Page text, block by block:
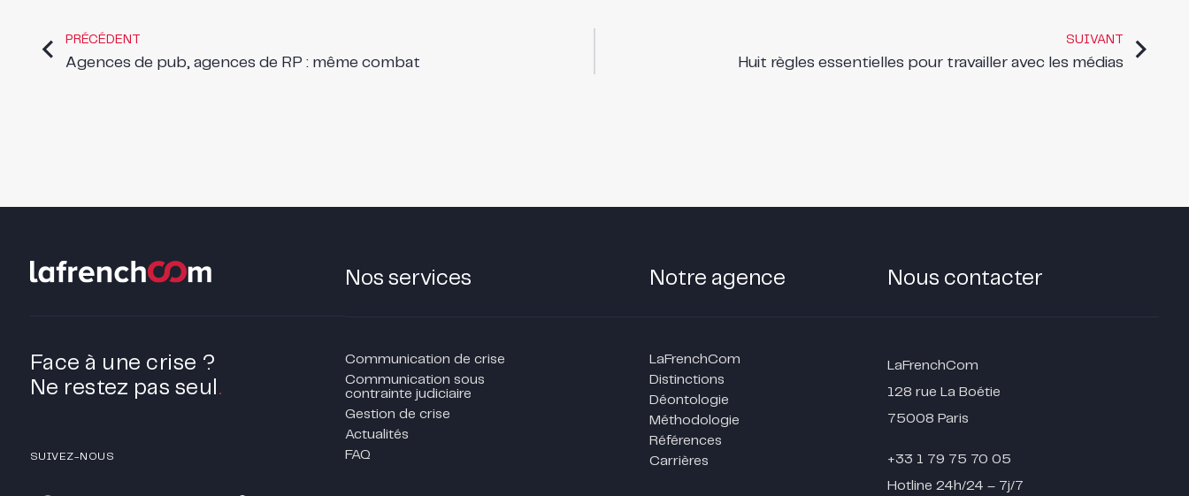
PRÉCÉDENT
Agences de pub, agences de RP : même combat
SUIVANT
Huit règles essentielles pour travailler avec les médias
Face à une crise ?
Ne restez pas seul .
SUIVEZ-NOUS
Nos services
Communication de crise
Communication sous
contrainte judiciaire
Gestion de crise
Actualités
FAQ
Notre agence
LaFrenchCom
Distinctions
Déontologie
Méthodologie
Références
Carrières
Nous contacter
LaFrenchCom
128 rue La Boétie
75008 Paris
+33 1 79 75 70 05
Hotline 24h/24 – 7j/7